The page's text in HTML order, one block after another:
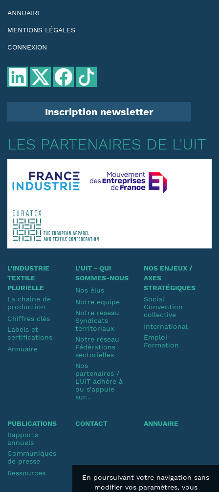
ANNUAIRE
MENTIONS LÉGALES
CONNEXION
Inscription newsletter
LES PARTENAIRES DE L'UIT
L'INDUSTRIE
TEXTILE
PLURIELLE
La chaine de
production
Chiffres clés
Labels et
certifications
Annuaire
L'UIT - QUI
SOMMES-NOUS
Nos élus
Notre équipe
Notre réseau
Syndicats
territoriaux
Notre réseau
Fédérations
sectorielles
Nos
partenaires /
L'UIT adhère à
ou s'appuie
sur...
NOS ENJEUX /
AXES
STRATÉGIQUES
Social
Convention
collective
International
Emploi-
Formation
PUBLICATIONS
Rapports
annuels
Communiqués
de presse
Ressources
CONTACT ANNUAIRE
En poursuivant votre navigation sans
modifier vos paramètres, vous